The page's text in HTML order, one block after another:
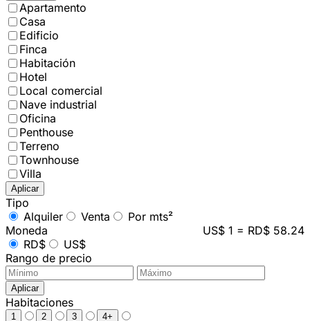
Apartamento
Casa
Edificio
Finca
Habitación
Hotel
Local comercial
Nave industrial
Oficina
Penthouse
Terreno
Townhouse
Villa
Aplicar
Tipo
Alquiler
Venta
Por mts²
Moneda
US$ 1 = RD$ 58.24
RD$
US$
Rango de precio
Aplicar
Habitaciones
1 2 3 4+